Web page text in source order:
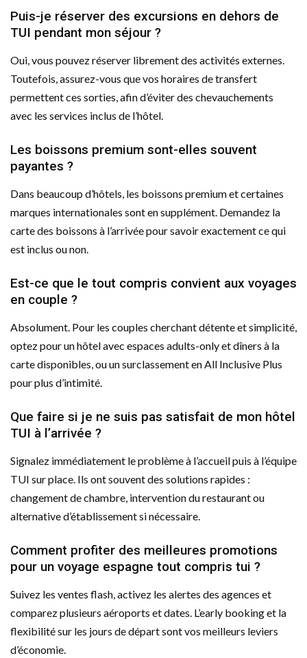
Puis-je réserver des excursions en dehors de
TUI pendant mon séjour ?
Oui, vous pouvez réserver librement des activités externes.
Toutefois, assurez-vous que vos horaires de transfert
permettent ces sorties, afin d’éviter des chevauchements
avec les services inclus de l’hôtel.
Les boissons premium sont-elles souvent
payantes ?
Dans beaucoup d’hôtels, les boissons premium et certaines
marques internationales sont en supplément. Demandez la
carte des boissons à l’arrivée pour savoir exactement ce qui
est inclus ou non.
Est-ce que le tout compris convient aux voyages
en couple ?
Absolument. Pour les couples cherchant détente et simplicité,
optez pour un hôtel avec espaces adults-only et dîners à la
carte disponibles, ou un surclassement en All Inclusive Plus
pour plus d’intimité.
Que faire si je ne suis pas satisfait de mon hôtel
TUI à l’arrivée ?
Signalez immédiatement le problème à l’accueil puis à l’équipe
TUI sur place. Ils ont souvent des solutions rapides :
changement de chambre, intervention du restaurant ou
alternative d’établissement si nécessaire.
Comment profiter des meilleures promotions
pour un voyage espagne tout compris tui ?
Suivez les ventes flash, activez les alertes des agences et
comparez plusieurs aéroports et dates. L’early booking et la
flexibilité sur les jours de départ sont vos meilleurs leviers
d’économie.